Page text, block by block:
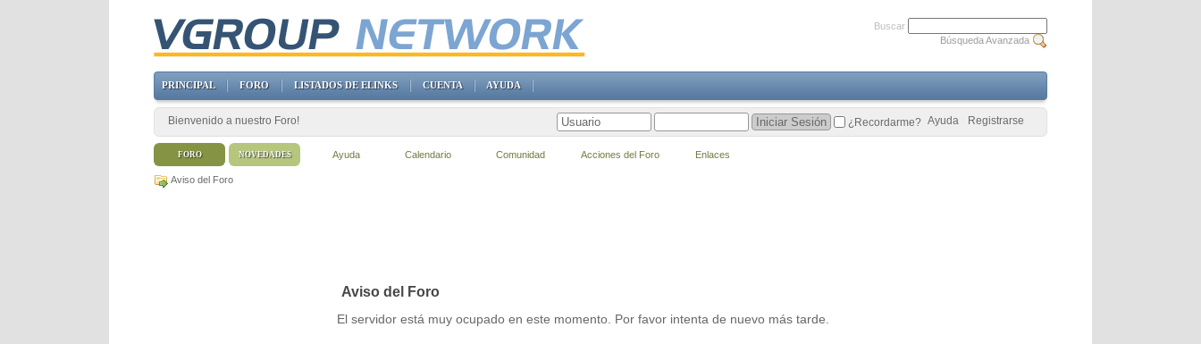
Aviso del Foro
Aviso del Foro
El servidor está muy ocupado en este momento. Por favor intenta de nuevo más tarde.
Buscar
Búsqueda Avanzada
PRINCIPAL FORO LISTADOS DE ELINKS CUENTA AYUDA
Bienvenido a nuestro Foro! Registrarse
Ayuda
¿Recordarme?
FORO Ayuda Calendario Comunidad Acciones del Foro Enlaces
NOVEDADES